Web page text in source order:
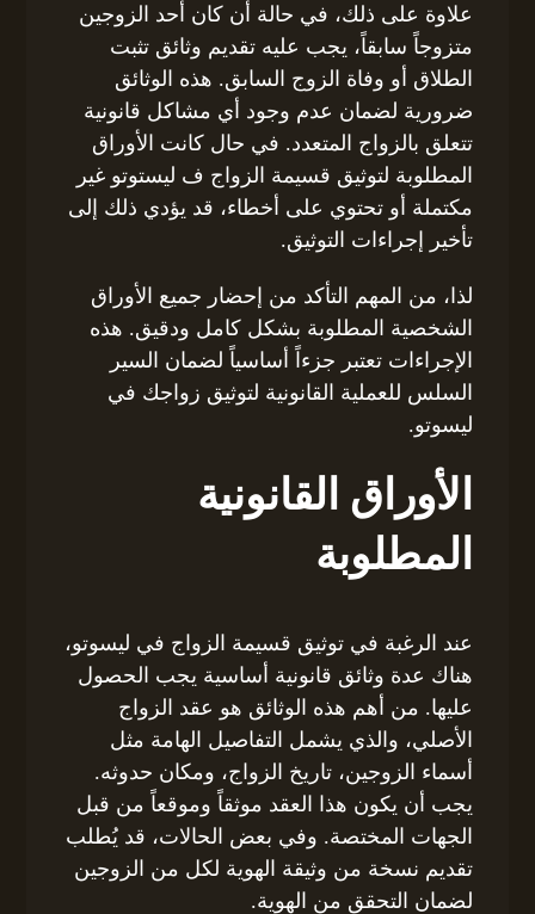
علاوة على ذلك، في حالة أن كان أحد الزوجين
متزوجاً سابقاً، يجب عليه تقديم وثائق تثبت
الطلاق أو وفاة الزوج السابق. هذه الوثائق
ضرورية لضمان عدم وجود أي مشاكل قانونية
تتعلق بالزواج المتعدد. في حال كانت الأوراق
المطلوبة لتوثيق قسيمة الزواج ف ليستوتو غير
مكتملة أو تحتوي على أخطاء، قد يؤدي ذلك إلى
تأخير إجراءات التوثيق.
لذا، من المهم التأكد من إحضار جميع الأوراق
الشخصية المطلوبة بشكل كامل ودقيق. هذه
الإجراءات تعتبر جزءاً أساسياً لضمان السير
السلس للعملية القانونية لتوثيق زواجك في
ليسوتو.
الأوراق القانونية
المطلوبة
عند الرغبة في توثيق قسيمة الزواج في ليسوتو،
هناك عدة وثائق قانونية أساسية يجب الحصول
عليها. من أهم هذه الوثائق هو عقد الزواج
الأصلي، والذي يشمل التفاصيل الهامة مثل
أسماء الزوجين، تاريخ الزواج، ومكان حدوثه.
يجب أن يكون هذا العقد موثقاً وموقعاً من قبل
الجهات المختصة. وفي بعض الحالات، قد يُطلب
تقديم نسخة من وثيقة الهوية لكل من الزوجين
لضمان التحقق من الهوية.